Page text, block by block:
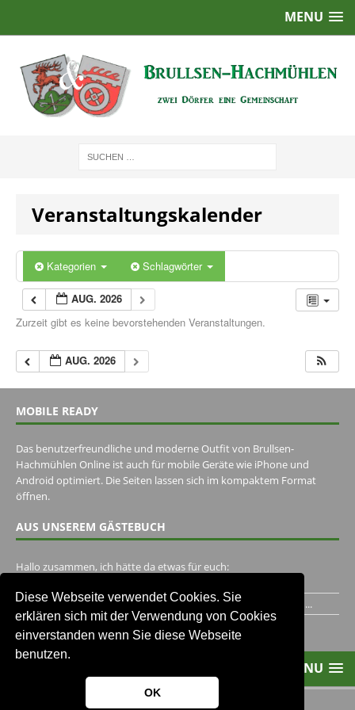
Diese Webseite verwendet Cookies. Sie
erklären sich mit der Verwendung von Cookies
einverstanden wenn Sie diese Webseite
benutzen.
OK
MENU
Veranstaltungskalender
Kategorien Schlagwörter
AUG. 2026
Zurzeit gibt es keine bevorstehenden Veranstaltungen.
AUG. 2026
MOBILE READY
Das benutzerfreundliche und moderne Outfit von Brullsen-
Hachmühlen Online ist auch für mobile Geräte wie iPhone und
Android optimiert. Die Seiten lassen sich im kompaktem Format
öffnen.
AUS UNSEREM GÄSTEBUCH
Hallo zusammen, ich hätte da etwas für euch:
Ich habe ein Jahr im Gasthaus Hugo Pape verbracht..Habe ihn...
Unser Gästebuch besuchen
MENU